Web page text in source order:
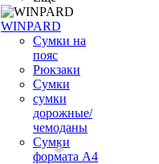
WINPARD
Сумки на
пояс
Рюкзаки
Сумки
сумки
дорожные/
чемоданы
Сумки
формата А4